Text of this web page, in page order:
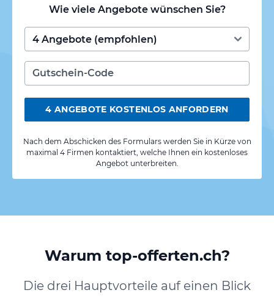
Wie viele Angebote wünschen Sie?
4 ANGEBOTE KOSTENLOS ANFORDERN
Nach dem Abschicken des Formulars werden Sie in Kürze von
maximal 4 Firmen kontaktiert, welche Ihnen ein kostenloses
Angebot unterbreiten.
Warum top-offerten.ch?
Die drei Hauptvorteile auf einen Blick